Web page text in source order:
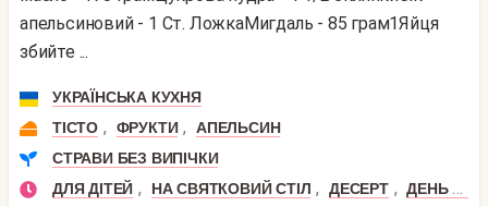
апельсиновий - 1 Ст. ЛожкаМигдаль - 85 грам1Яйця
збийте ...
УКРАЇНСЬКА КУХНЯ
ТІСТО , ФРУКТИ ,
АПЕЛЬСИН
СТРАВИ БЕЗ ВИПІЧКИ
ДЛЯ ДІТЕЙ , НА СВЯТКОВИЙ СТІЛ , ДЕСЕРТ , ДЕНЬ НАРОДЖЕННЯ